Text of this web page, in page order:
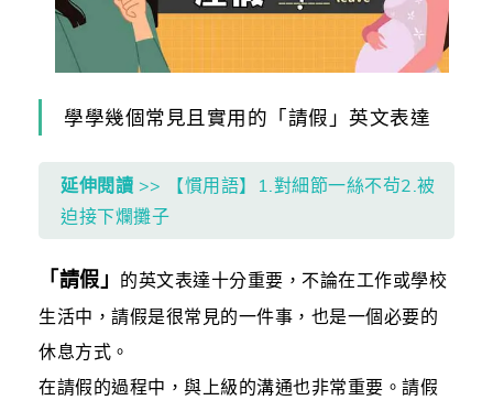
學學幾個常見且實用的「請假」英文表達
延伸閱讀 >> 【慣用語】1.對細節一絲不茍2.被
迫接下爛攤子
「請假」
的英文表達十分重要，不論在工作或學校
生活中，請假是很常見的一件事，也是一個必要的
休息方式。
在請假的過程中，與上級的溝通也非常重要。請假